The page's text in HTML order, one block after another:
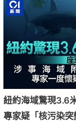
紐約海域驚現3.6
專家疑「核污染突